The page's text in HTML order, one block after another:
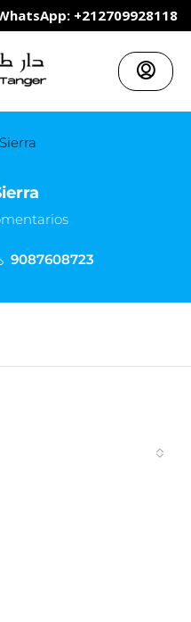
WhatsApp: +212709928118
9087608723